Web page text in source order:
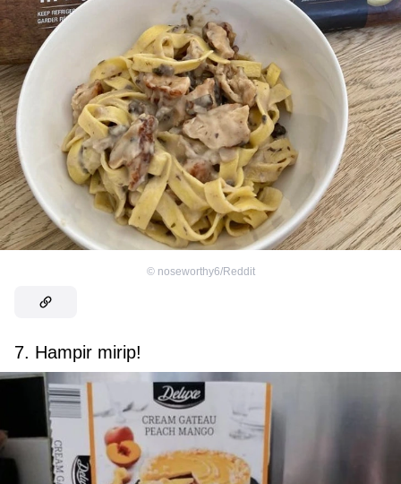
© noseworthy6/Reddit
7. Hampir mirip!